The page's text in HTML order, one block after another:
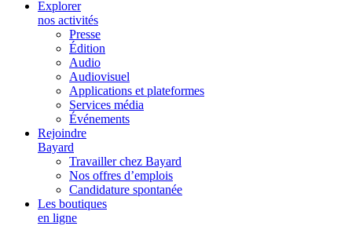
Explorer
nos activités
Presse
Édition
Audio
Audiovisuel
Applications et plateformes
Services média
Événements
Rejoindre
Bayard
Travailler chez Bayard
Nos offres d’emplois
Candidature spontanée
Les boutiques
en ligne